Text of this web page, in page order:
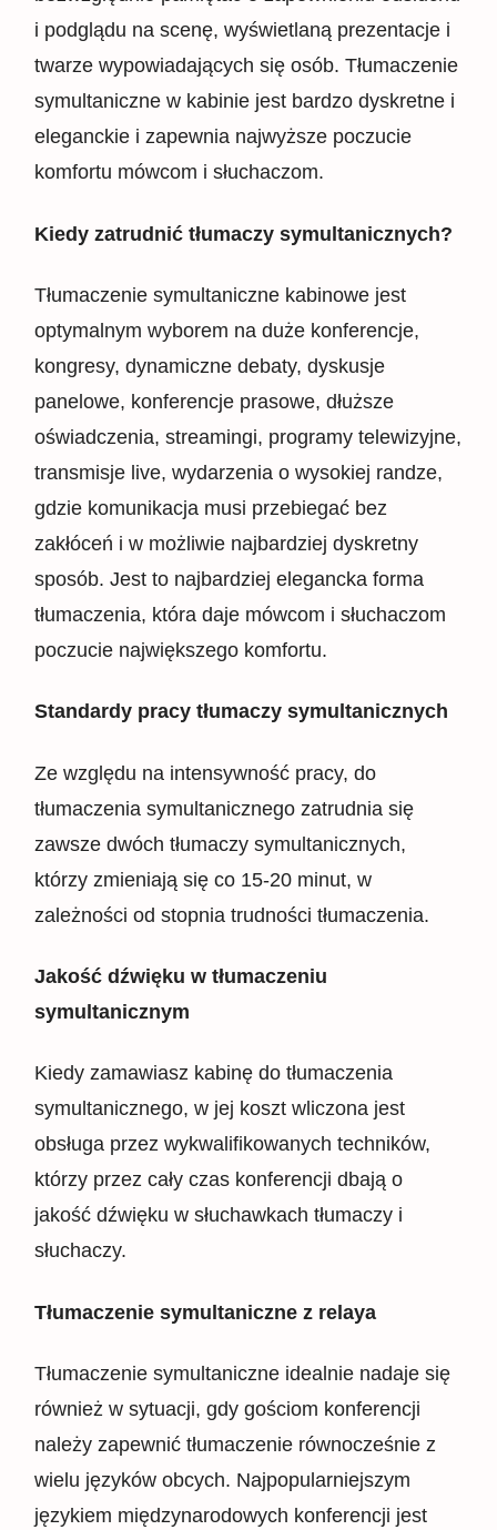
i podglądu na scenę, wyświetlaną prezentacje i
twarze wypowiadających się osób. Tłumaczenie
symultaniczne w kabinie jest bardzo dyskretne i
eleganckie i zapewnia najwyższe poczucie
komfortu mówcom i słuchaczom.
Kiedy zatrudnić tłumaczy symultanicznych?
Tłumaczenie symultaniczne kabinowe jest
optymalnym wyborem na duże konferencje,
kongresy, dynamiczne debaty, dyskusje
panelowe, konferencje prasowe, dłuższe
oświadczenia, streamingi, programy telewizyjne,
transmisje live, wydarzenia o wysokiej randze,
gdzie komunikacja musi przebiegać bez
zakłóceń i w możliwie najbardziej dyskretny
sposób. Jest to najbardziej elegancka forma
tłumaczenia, która daje mówcom i słuchaczom
poczucie największego komfortu.
Standardy pracy tłumaczy symultanicznych
Ze względu na intensywność pracy, do
tłumaczenia symultanicznego zatrudnia się
zawsze dwóch tłumaczy symultanicznych,
którzy zmieniają się co 15-20 minut, w
zależności od stopnia trudności tłumaczenia.
Jakość dźwięku w tłumaczeniu
symultanicznym
Kiedy zamawiasz kabinę do tłumaczenia
symultanicznego, w jej koszt wliczona jest
obsługa przez wykwalifikowanych techników,
którzy przez cały czas konferencji dbają o
jakość dźwięku w słuchawkach tłumaczy i
słuchaczy.
Tłumaczenie symultaniczne z relaya
Tłumaczenie symultaniczne idealnie nadaje się
również w sytuacji, gdy gościom konferencji
należy zapewnić tłumaczenie równocześnie z
wielu języków obcych. Najpopularniejszym
językiem międzynarodowych konferencji jest